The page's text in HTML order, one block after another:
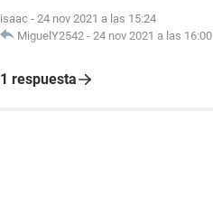
isaac - 24 nov 2021 a las 15:24
MiguelY2542 - 24 nov 2021 a las 16:00
1 respuesta